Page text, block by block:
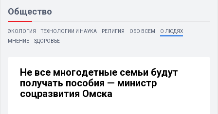
Общество
ЭКОЛОГИЯ ТЕХНОЛОГИИ И НАУКА РЕЛИГИЯ ОБО ВСЕМ
О ЛЮДЯХ
МНЕНИЕ
ЗДОРОВЬЕ
Не все многодетные семьи будут
получать пособия — министр
соцразвития Омска